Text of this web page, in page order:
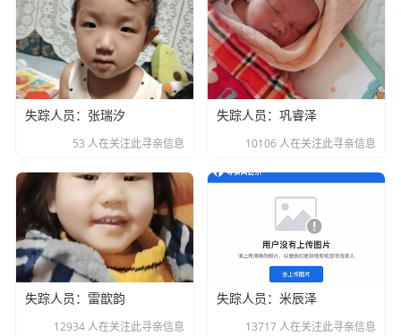
失踪人员：张瑞汐
53 人在关注此寻亲信息
失踪人员：巩睿泽
10106 人在关注此寻亲信息
失踪人员：雷歆韵
12934 人在关注此寻亲信息
失踪人员：米辰泽
13717 人在关注此寻亲信息